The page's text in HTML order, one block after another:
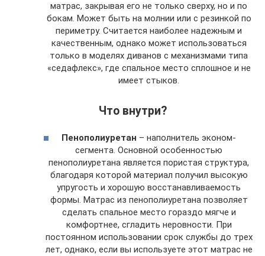
матрас, закрывая его не только сверху, но и по
бокам. Может быть на молнии или с резинкой по
периметру. Считается наиболее надежным и
качественным, однако может использоваться
только в моделях диванов с механизмами типа
«седафлекс», где спальное место сплошное и не
имеет стыков.
Что внутри?
Пенополиуретан – наполнитель эконом-
сегмента. Основной особенностью
пенополиуретана является пористая структура,
благодаря которой материал получил высокую
упругость и хорошую восстанавливаемость
формы. Матрас из пенополиуретана позволяет
сделать спальное место гораздо мягче и
комфортнее, сгладить неровности. При
постоянном использовании срок службы до трех
лет, однако, если вы используете этот матрас не